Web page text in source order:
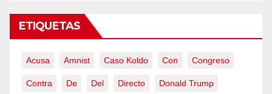
ETIQUETAS
Acusa Amnist Caso Koldo Con Congreso
Contra De Del Directo Donald Trump